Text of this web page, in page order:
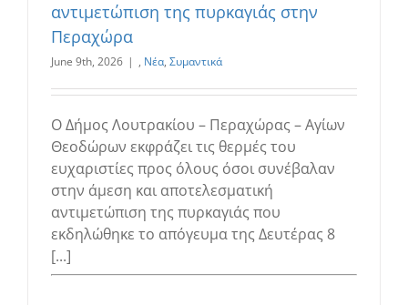
αντιμετώπιση της πυρκαγιάς στην
Περαχώρα
June 9th, 2026 | , Νέα, Συμαντικά
Ο Δήμος Λουτρακίου – Περαχώρας – Αγίων
Θεοδώρων εκφράζει τις θερμές του
ευχαριστίες προς όλους όσοι συνέβαλαν
στην άμεση και αποτελεσματική
αντιμετώπιση της πυρκαγιάς που
εκδηλώθηκε το απόγευμα της Δευτέρας 8
[...]